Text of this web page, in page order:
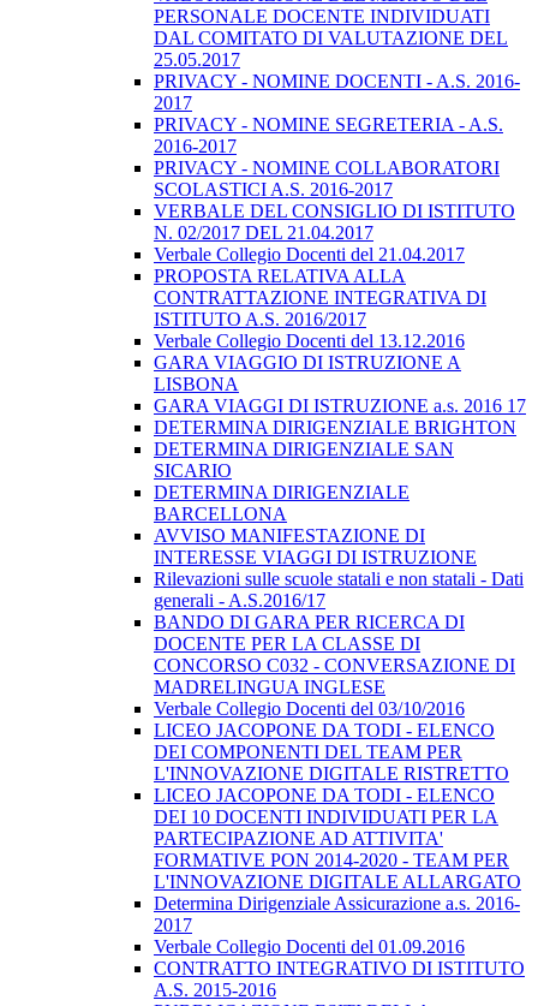
PERSONALE DOCENTE INDIVIDUATI
DAL COMITATO DI VALUTAZIONE DEL
25.05.2017
PRIVACY - NOMINE DOCENTI - A.S. 2016-
2017
PRIVACY - NOMINE SEGRETERIA - A.S.
2016-2017
PRIVACY - NOMINE COLLABORATORI
SCOLASTICI A.S. 2016-2017
VERBALE DEL CONSIGLIO DI ISTITUTO
N. 02/2017 DEL 21.04.2017
Verbale Collegio Docenti del 21.04.2017
PROPOSTA RELATIVA ALLA
CONTRATTAZIONE INTEGRATIVA DI
ISTITUTO A.S. 2016/2017
Verbale Collegio Docenti del 13.12.2016
GARA VIAGGIO DI ISTRUZIONE A
LISBONA
GARA VIAGGI DI ISTRUZIONE a.s. 2016 17
DETERMINA DIRIGENZIALE BRIGHTON
DETERMINA DIRIGENZIALE SAN
SICARIO
DETERMINA DIRIGENZIALE
BARCELLONA
AVVISO MANIFESTAZIONE DI
INTERESSE VIAGGI DI ISTRUZIONE
Rilevazioni sulle scuole statali e non statali - Dati
generali - A.S.2016/17
BANDO DI GARA PER RICERCA DI
DOCENTE PER LA CLASSE DI
CONCORSO C032 - CONVERSAZIONE DI
MADRELINGUA INGLESE
Verbale Collegio Docenti del 03/10/2016
LICEO JACOPONE DA TODI - ELENCO
DEI COMPONENTI DEL TEAM PER
L'INNOVAZIONE DIGITALE RISTRETTO
LICEO JACOPONE DA TODI - ELENCO
DEI 10 DOCENTI INDIVIDUATI PER LA
PARTECIPAZIONE AD ATTIVITA'
FORMATIVE PON 2014-2020 - TEAM PER
L'INNOVAZIONE DIGITALE ALLARGATO
Determina Dirigenziale Assicurazione a.s. 2016-
2017
Verbale Collegio Docenti del 01.09.2016
CONTRATTO INTEGRATIVO DI ISTITUTO
A.S. 2015-2016